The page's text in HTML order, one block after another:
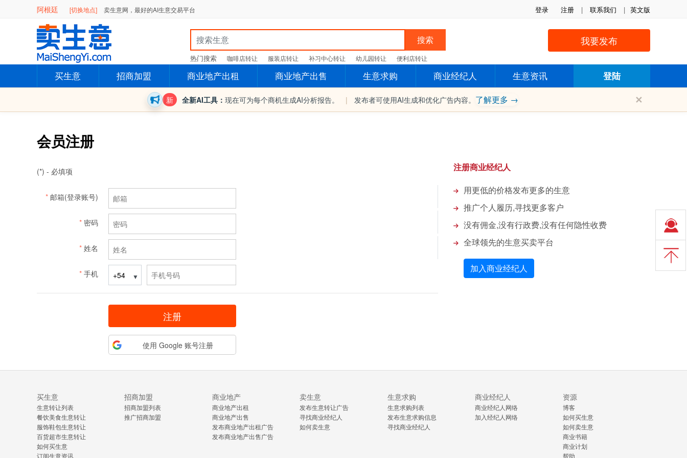
登录 注册 | 联系我们 | 英文版
阿根廷 [切换地点] 卖生意网，最好的AI生意交易平台
我要发布
搜索
热门搜索 咖啡店转让 服装店转让 补习中心转让 幼儿园转让 便利店转让
买生意 招商加盟 商业地产出租 商业地产出售 生意求购 商业经纪人 生意资讯 登陆
新 全新AI工具：现在可为每个商机生成AI分析报告。 | 发布者可使用AI生成和优化广告内容。 了解更多 → ✕
会员注册
(*) - 必填项
* 邮箱(登录账号)
* 密码
* 姓名
▼
* 手机
注册
使用 Google 账号注册
注册商业经纪人
用更低的价格发布更多的生意
推广个人履历,寻找更多客户
没有佣金,没有行政费,没有任何隐性收费
全球领先的生意买卖平台
加入商业经纪人
买生意
生意转让列表
餐饮美食生意转让
服饰鞋包生意转让
百货超市生意转让
如何买生意
订阅生意资讯
招商加盟
招商加盟列表
推广招商加盟
商业地产
商业地产出租
商业地产出售
发布商业地产出租广告
发布商业地产出售广告
卖生意
发布生意转让广告
寻找商业经纪人
如何卖生意
生意求购
生意求购列表
发布生意求购信息
寻找商业经纪人
商业经纪人
商业经纪人网络
加入经纪人网络
资源
博客
如何买生意
如何卖生意
商业书籍
商业计划
帮助